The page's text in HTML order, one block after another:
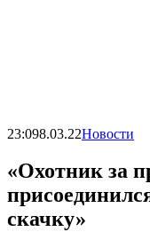
23:098.03.22Новости
«Охотник за
скачку»